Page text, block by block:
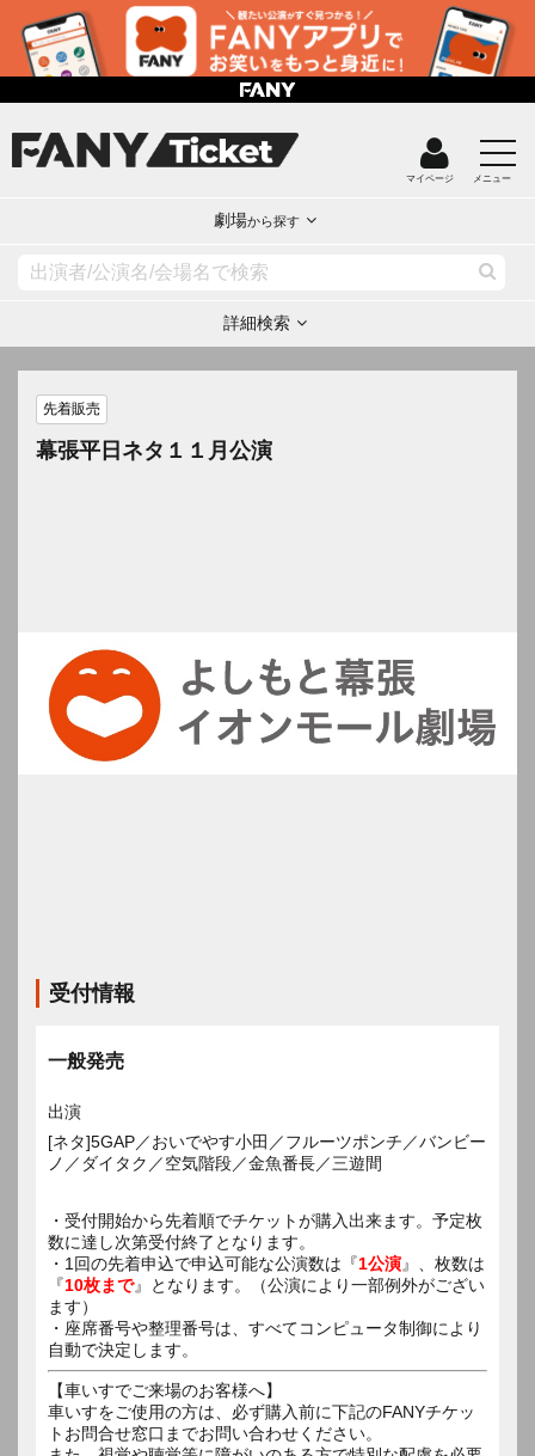
マイページ メニュー
劇場から探す
詳細検索
先着販売
幕張平日ネタ１１月公演
受付情報
一般発売
出演
[ネタ]5GAP／おいでやす小田／フルーツポンチ／バンビー
ノ／ダイタク／空気階段／金魚番長／三遊間
・受付開始から先着順でチケットが購入出来ます。予定枚
数に達し次第受付終了となります。
・1回の先着申込で申込可能な公演数は『1公演』、枚数は
『10枚まで』となります。（公演により一部例外がござい
ます）
・座席番号や整理番号は、すべてコンピュータ制御により
自動で決定します。
【車いすでご来場のお客様へ】
車いすをご使用の方は、必ず購入前に下記のFANYチケッ
トお問合せ窓口までお問い合わせください。